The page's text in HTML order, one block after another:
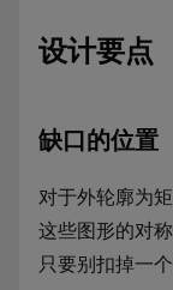
设计要点
缺口的位置
对于外轮廓为
这些图形的对
只要别扣掉一